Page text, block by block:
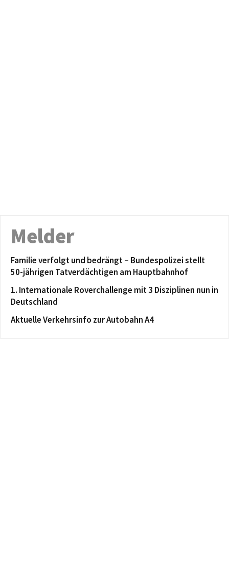
Melder
Familie verfolgt und bedrängt – Bundespolizei stellt
50-jährigen Tatverdächtigen am Hauptbahnhof
1. Internationale Roverchallenge mit 3 Disziplinen nun in
Deutschland
Aktuelle Verkehrsinfo zur Autobahn A4